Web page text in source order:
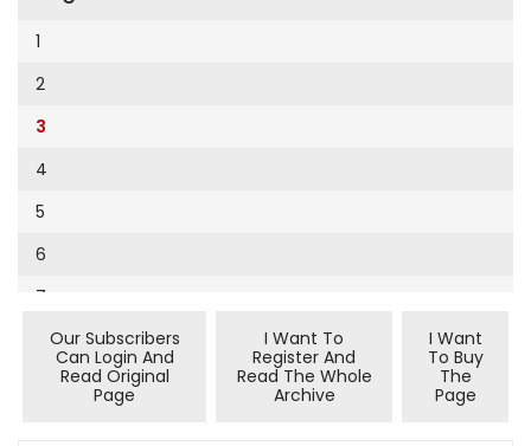
Cumhuriyet Sağlıklı Beslenme
Cumhuriyet Sokak
Cumhuriyet Spor
Cumhuriyet Strateji
Cumhuriyet Tarım
Cumhuriyet Yılbaşı
Çerçeve Eki
Dergi Eki
Ekonomi Eki
1994
9
10
11
12
13
14
15
16
1
2
3
4
5
6
7
Our Subscribers
Can Login And
Read Original
Page
I Want To
Register And
Read The Whole
Archive
I Want
To Buy
The
Page